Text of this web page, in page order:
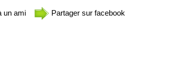
un ami Partager sur facebook